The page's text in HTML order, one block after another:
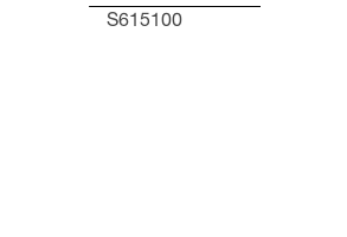
S615100
ID